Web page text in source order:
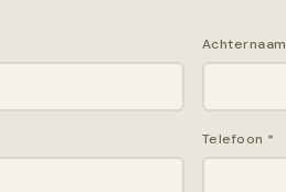
Achternaam
Telefoon *